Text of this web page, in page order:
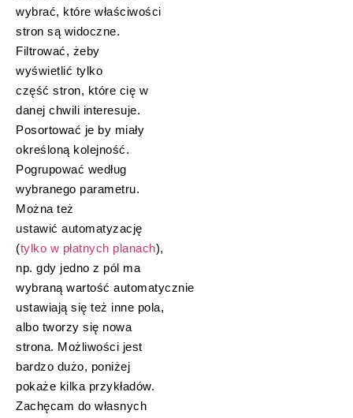
wybrać, które właściwości
stron są widoczne.
Filtrować, żeby
wyświetlić tylko
część stron, które cię w
danej chwili interesuje.
Posortować je by miały
określoną kolejność.
Pogrupować według
wybranego parametru.
Można też
ustawić automatyzację
(tylko w płatnych planach),
np. gdy jedno z pól ma
wybraną wartość automatycznie
ustawiają się też inne pola,
albo tworzy się nowa
strona. Możliwości jest
bardzo dużo, poniżej
pokaże kilka przykładów.
Zachęcam do własnych